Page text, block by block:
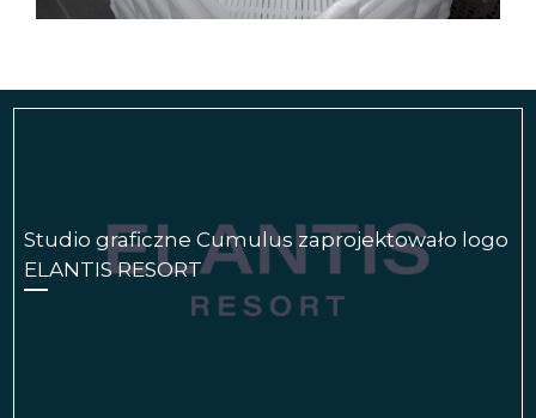
Studio graficzne Cumulus zaprojektowało logo
ELANTIS RESORT